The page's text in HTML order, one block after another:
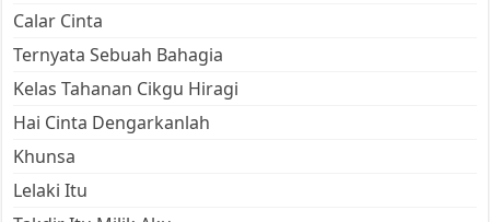
Calar Cinta
Ternyata Sebuah Bahagia
Kelas Tahanan Cikgu Hiragi
Hai Cinta Dengarkanlah
Khunsa
Lelaki Itu